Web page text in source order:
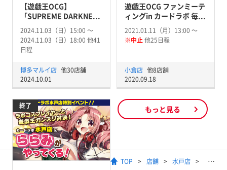
【遊戯王OCG】
「SUPREME DARKNE...
2024.11.03（日）15:00 〜
2024.11.03（日）18:00 他41
日程
博多マルイ店 他30店舗
2024.10.01
遊戯王OCG ファンミーテ
ィングin カードラボ 毎...
2021.01.11（月）13:00 〜
※中止他25日程
小倉店 他8店舗
2020.09.18
終了 もっと見る
TOP 店舗 水戸店